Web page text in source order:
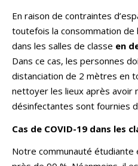
En raison de contraintes
toutefois la consommation
dans les salles de classe en
Dans ce cas, les personnes
distanciation de 2 mètres en
nettoyer les lieux après avoir
désinfectantes sont fournies
Cas de COVID-19 dans les
Notre communauté étudiante